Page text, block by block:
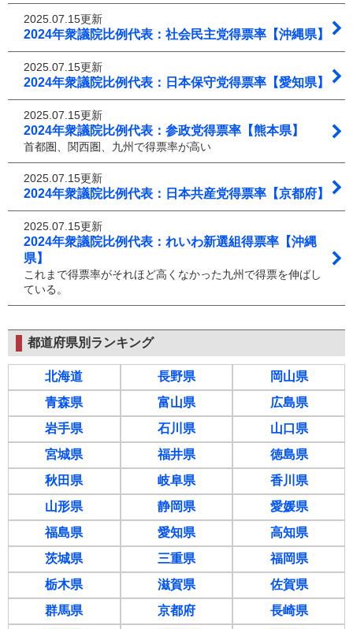
2025.07.15更新
2024年衆議院比例代表：社会民主党得票率【沖縄県】
2025.07.15更新
2024年衆議院比例代表：日本保守党得票率【愛知県】
2025.07.15更新
2024年衆議院比例代表：参政党得票率【熊本県】
首都圏、関西圏、九州で得票率が高い
2025.07.15更新
2024年衆議院比例代表：日本共産党得票率【京都府】
2025.07.15更新
2024年衆議院比例代表：れいわ新選組得票率【沖縄
県】
これまで得票率がそれほど高くなかった九州で得票を伸ばし
ている。
都道府県別ランキング
北海道
青森県
岩手県
宮城県
秋田県
山形県
福島県
茨城県
栃木県
群馬県
長野県
富山県
石川県
福井県
岐阜県
静岡県
愛知県
三重県
滋賀県
京都府
岡山県
広島県
山口県
徳島県
香川県
愛媛県
高知県
福岡県
佐賀県
長崎県